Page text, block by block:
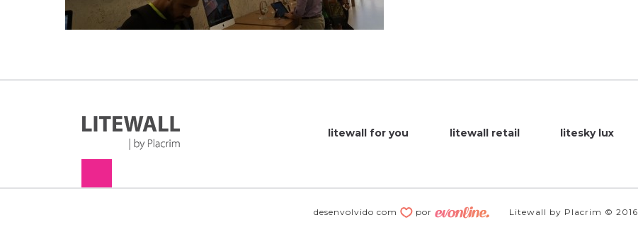
litewall for you litewall retail litesky lux
desenvolvido com por Litewall by Placrim © 2016